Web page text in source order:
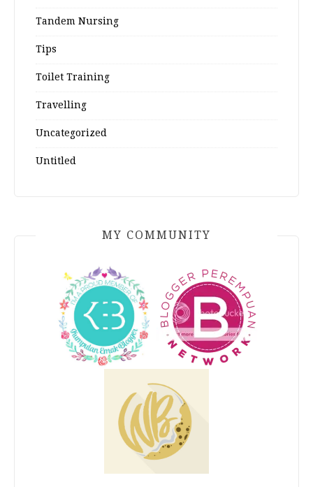
Tandem Nursing
Tips
Toilet Training
Travelling
Uncategorized
Untitled
MY COMMUNITY